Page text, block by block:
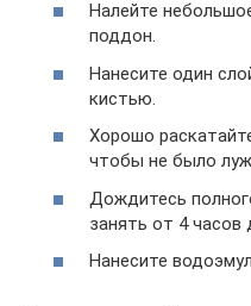
Налейте
поддон.
Нанесите один
кистью.
Хорошо
чтобы не было
Дождитесь
занять от 4 часов
Нанесите